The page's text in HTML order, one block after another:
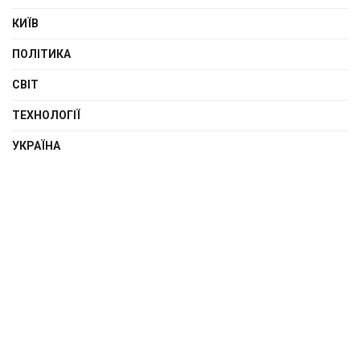
КИЇВ
ПОЛІТИКА
СВІТ
ТЕХНОЛОГІЇ
УКРАЇНА